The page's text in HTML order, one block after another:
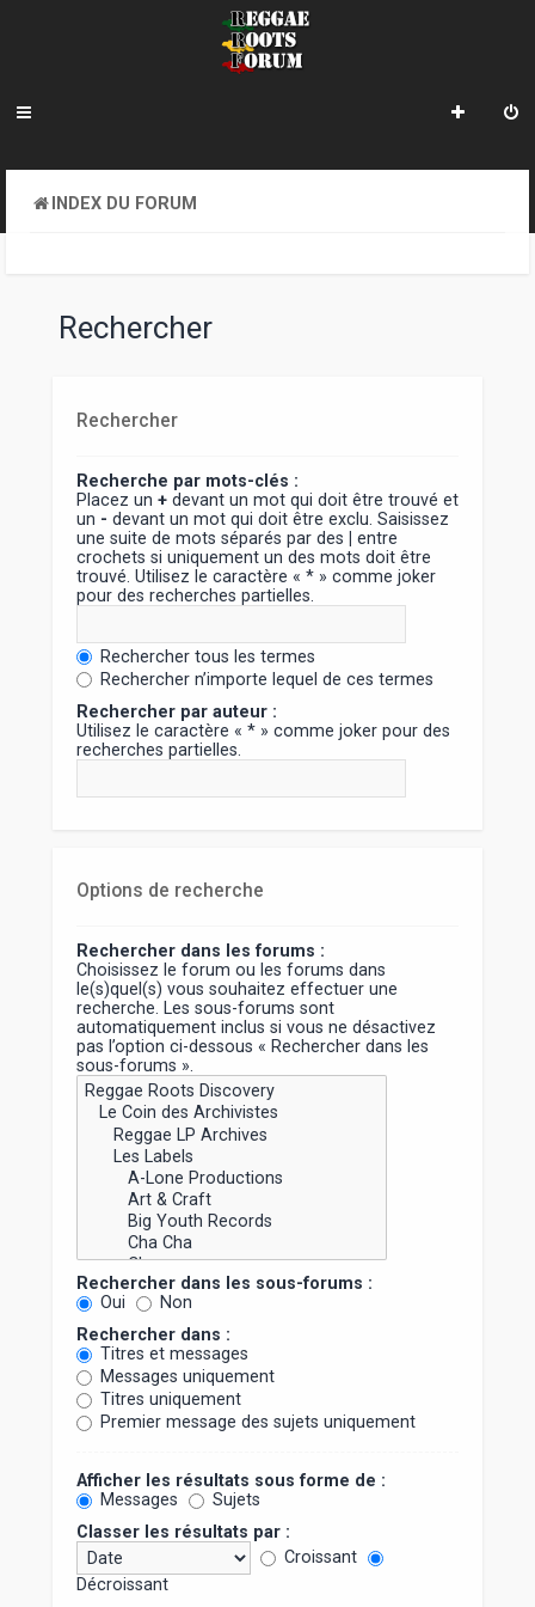
INDEX DU FORUM
Rechercher
Rechercher
Recherche par mots-clés :
Placez un +devant un mot qui doit être trouvé et
un - devant un mot qui doit être exclu. Saisissez
une suite de mots séparés par des | entre
crochets si uniquement un des mots doit être
trouvé. Utilisez le caractère « * » comme joker
pour des recherches partielles.
Rechercher tous les termes
Rechercher n’importe lequel de ces termes
Rechercher par auteur :
Utilisez le caractère « * » comme joker pour des
recherches partielles.
Options de recherche
Rechercher dans les forums :
Choisissez le forum ou les forums dans
le(s)quel(s) vous souhaitez effectuer une
recherche. Les sous-forums sont
automatiquement inclus si vous ne désactivez
pas l’option ci-dessous « Rechercher dans les
sous-forums ».
Rechercher dans les sous-forums :
Oui
Non
Rechercher dans :
Titres et messages
Messages uniquement
Titres uniquement
Premier message des sujets uniquement
Afficher les résultats sous forme de :
Messages
Sujets
Classer les résultats par :
Croissant
Décroissant